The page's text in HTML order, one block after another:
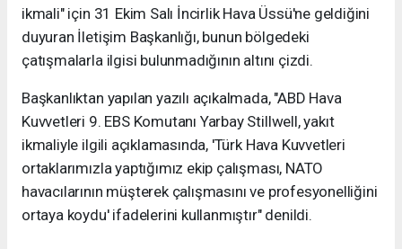
ikmali" için 31 Ekim Salı İncirlik Hava Üssü'ne geldiğini
duyuran İletişim Başkanlığı, bunun bölgedeki
çatışmalarla ilgisi bulunmadığının altını çizdi.
Başkanlıktan yapılan yazılı açıkalmada, "ABD Hava
Kuvvetleri 9. EBS Komutanı Yarbay Stillwell, yakıt
ikmaliyle ilgili açıklamasında, 'Türk Hava Kuvvetleri
ortaklarımızla yaptığımız ekip çalışması, NATO
havacılarının müşterek çalışmasını ve profesyonelliğini
ortaya koydu' ifadelerini kullanmıştır" denildi.